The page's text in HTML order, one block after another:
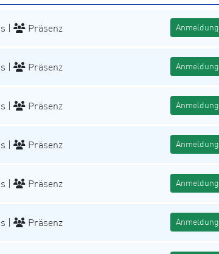
| Präsenz Anmeldung
| Präsenz Anmeldung
| Präsenz Anmeldung
| Präsenz Anmeldung
| Präsenz Anmeldung
| Präsenz Anmeldung